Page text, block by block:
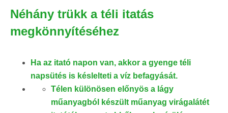
Néhány trükk a téli itatás
megkönnyítéséhez
Ha az itató napon van, akkor a gyenge téli
napsütés is késlelteti a víz befagyását.
Télen különösen előnyös a lágy
műanyagból készült műanyag virágalátét